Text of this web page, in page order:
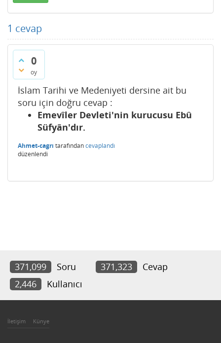
1 cevap
0
oy
İslam Tarihi ve Medeniyeti dersine ait bu
soru için doğru cevap :
Emevîler Devleti'nin kurucusu Ebû
Süfyân'dır.
Ahmet-cagrı tarafındancevaplandı
düzenlendi
371,099 Soru 371,323
Cevap
2,446
Kullanıcı
İletişim Künye